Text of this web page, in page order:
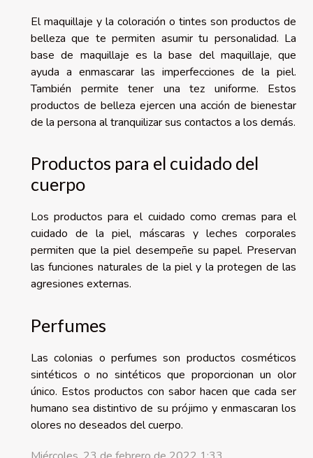
El maquillaje y la coloración o tintes son productos de
belleza que te permiten asumir tu personalidad. La
base de maquillaje es la base del maquillaje, que
ayuda a enmascarar las imperfecciones de la piel.
También permite tener una tez uniforme. Estos
productos de belleza ejercen una acción de bienestar
de la persona al tranquilizar sus contactos a los demás.
Productos para el cuidado del
cuerpo
Los productos para el cuidado como cremas para el
cuidado de la piel, máscaras y leches corporales
permiten que la piel desempeñe su papel. Preservan
las funciones naturales de la piel y la protegen de las
agresiones externas.
Perfumes
Las colonias o perfumes son productos cosméticos
sintéticos o no sintéticos que proporcionan un olor
único. Estos productos con sabor hacen que cada ser
humano sea distintivo de su prójimo y enmascaran los
olores no deseados del cuerpo.